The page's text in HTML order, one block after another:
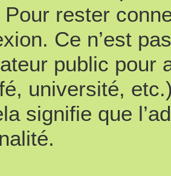
Pour rester
Ce n’est
public pour
université,
signifie que